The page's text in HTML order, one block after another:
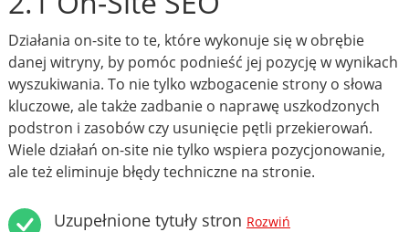
Działania on-site to te, które wykonuje się w obrębie
danej witryny, by pomóc podnieść jej pozycję w wynikach
wyszukiwania. To nie tylko wzbogacenie strony o słowa
kluczowe, ale także zadbanie o naprawę uszkodzonych
podstron i zasobów czy usunięcie pętli przekierowań.
Wiele działań on-site nie tylko wspiera pozycjonowanie,
ale też eliminuje błędy techniczne na stronie.
Uzupełnione tytuły stron Rozwiń